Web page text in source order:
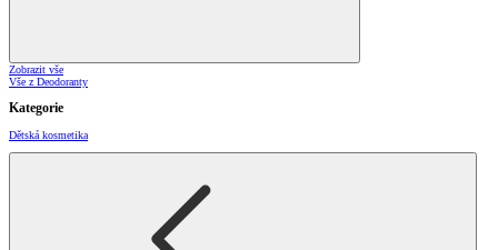
Zobrazit vše
Vše z Deodoranty
Kategorie
Dětská kosmetika